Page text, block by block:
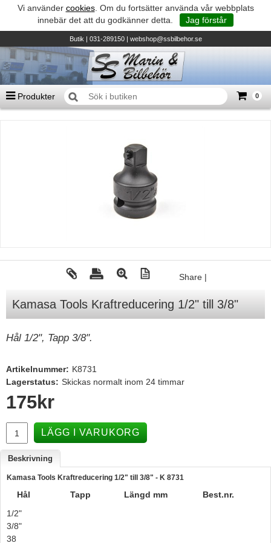
Vi använder cookies. Om du fortsätter använda vår webbplats
innebär det att du godkänner detta.
Jag förstår
Butik| 031-289150 | webshop@ssbilbehor.se
Produkter 0
TILL KASSAN
Biltillbehör och reservdelar - BDS
Honda - Elverk & Pumpar
Minn Kota - elmotorer
TK Trailer
Yanmar Servicedelar
Yamaha Servicedelar
Garmin
Lowrance
Humminbird
Simrad
B&G
Båttillbehör
Share |
Kamasa Tools Kraftreducering 1/2" till 3/8"
Hål 1/2", Tapp 3/8".
Artikelnummer: K8731
Lagerstatus: Skickas normalt inom 24 timmar
175kr
LÄGG I VARUKORG
Beskrivning
Kamasa Tools Kraftreducering 1/2" till 3/8" - K 8731
Hål Tapp Längd mm
Best.nr.
1/2"
3/8"
38